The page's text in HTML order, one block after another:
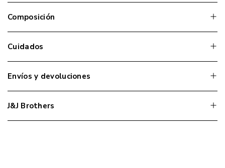
Composición
Cuidados
Envíos y devoluciones
J&J Brothers